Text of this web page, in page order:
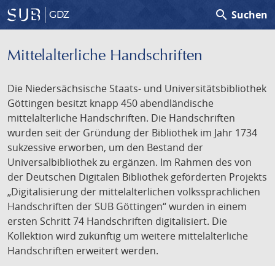
GDZ search Suchen
Mittelalterliche Handschriften
Die Niedersächsische Staats- und Universitätsbibliothek
Göttingen besitzt knapp 450 abendländische
mittelalterliche Handschriften. Die Handschriften
wurden seit der Gründung der Bibliothek im Jahr 1734
sukzessive erworben, um den Bestand der
Universalbibliothek zu ergänzen. Im Rahmen des von
der Deutschen Digitalen Bibliothek geförderten Projekts
„Digitalisierung der mittelalterlichen volkssprachlichen
Handschriften der SUB Göttingen“ wurden in einem
ersten Schritt 74 Handschriften digitalisiert. Die
Kollektion wird zukünftig um weitere mittelalterliche
Handschriften erweitert werden.